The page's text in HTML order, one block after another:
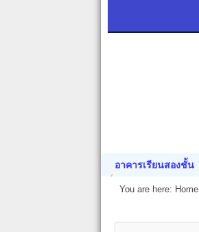
อาคารเรียนสองชั้น
You are here: Home